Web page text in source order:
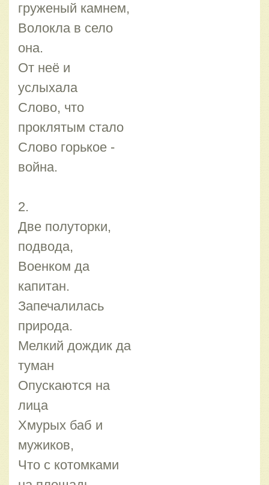
груженый камнем,
Волокла в село
она.
От неё и
услыхала
Слово, что
проклятым стало
Слово горькое -
война.
2.
Две полуторки,
подвода,
Военком да
капитан.
Запечалилась
природа.
Мелкий дождик да
туман
Опускаются на
лица
Хмурых баб и
мужиков,
Что с котомками